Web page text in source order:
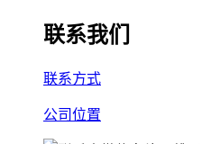
联系我们
联系方式
公司位置